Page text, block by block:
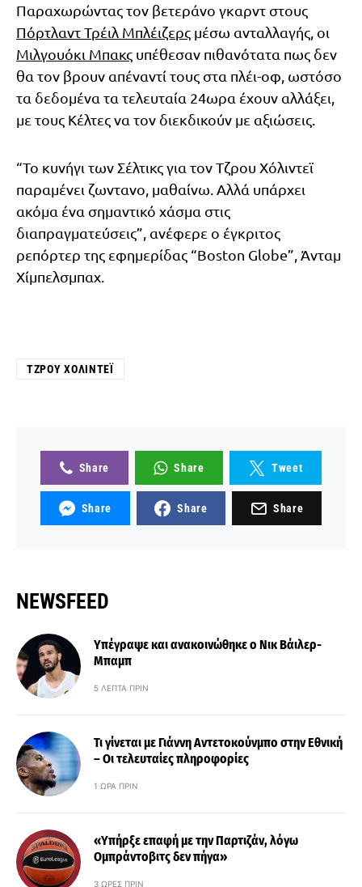
Παραχωρώντας τον βετεράνο γκαρντ στους
Πόρτλαντ Τρέιλ Μπλέιζερς μέσω ανταλλαγής, οι
Μιλγουόκι Μπακς υπέθεσαν πιθανότατα πως δεν
θα τον βρουν απέναντί τους στα πλέι-οφ, ωστόσο
τα δεδομένα τα τελευταία 24ωρα έχουν αλλάξει,
με τους Κέλτες να τον διεκδικούν με αξιώσεις.
“Το κυνήγι των Σέλτικς για τον Τζρου Χόλιντεϊ
παραμένει ζωντανο, μαθαίνω. Αλλά υπάρχει
ακόμα ένα σημαντικό χάσμα στις
διαπραγματεύσεις”, ανέφερε ο έγκριτος
ρεπόρτερ της εφημερίδας “Boston Globe”, Άνταμ
Χίμπελσμπαχ.
ΤΖΡΟΥ ΧΌΛΙΝΤΕΪ
Share Share Tweet
Share Share Share
NEWSFEED
Υπέγραψε και ανακοινώθηκε ο Νικ Βάιλερ-
Μπαμπ
5 ΛΕΠΤΆ ΠΡΙΝ
Τι γίνεται με Γιάννη Αντετοκούνμπο στην Εθνική
– Οι τελευταίες πληροφορίες
1 ΏΡΑ ΠΡΙΝ
«Υπήρξε επαφή με την Παρτιζάν, λόγω
Ομπράντοβιτς δεν πήγα»
3 ΏΡΕΣ ΠΡΙΝ